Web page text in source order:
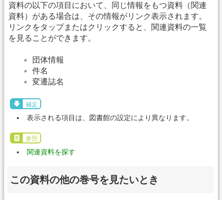
資料の以下の項目において、同じ情報をもつ資料（関連
資料）がある場合は、その情報がリンク表示されます。
リンクをタップまたはクリックすると、関連資料の一覧
を見ることができます。
団体情報
件名
変遷誌名
補足
表示される項目は、図書館の設定により異なります。
参照
関連資料を探す
この資料の他の巻号を見たいとき